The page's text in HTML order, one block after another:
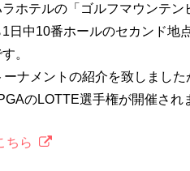
ホテルの「ゴルフマウンテン
1日中10番ホールのセカンド地
。
ナメントの紹介を致しました
のLOTTE選手権が開催され
ちら